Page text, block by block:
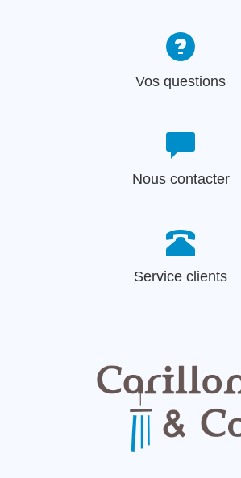
Vos questions
Nous contacter
Service clients